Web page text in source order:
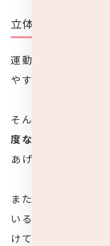
立体マスク
運動量の多い子供
やすいので基本的
そんな時は、
度な空間ができる
あげましょう。
また、立体マスク
いるので、ノーズ
けてフィットしや